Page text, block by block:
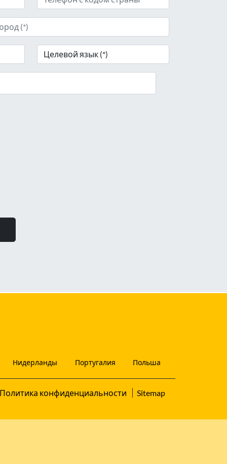
Нидерланды Португалия Польша
Политика конфиденциальности Sitemap